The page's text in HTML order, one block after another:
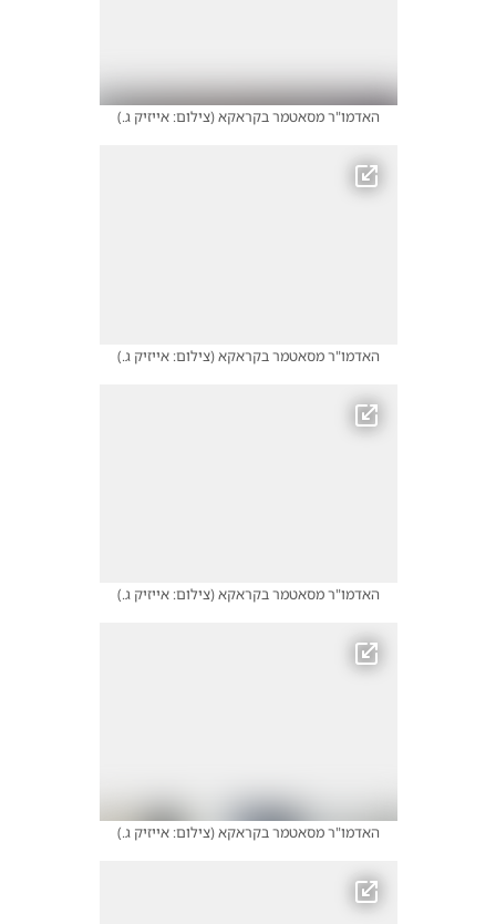
האדמו"ר מסאטמר בקראקא(צילום: אייזיק ג.)
האדמו"ר מסאטמר בקראקא(צילום: אייזיק ג.)
האדמו"ר מסאטמר בקראקא(צילום: אייזיק ג.)
האדמו"ר מסאטמר בקראקא(צילום: אייזיק ג.)